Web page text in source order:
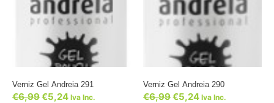
Verniz Gel Andreia 291
€6,99€5,24 Iva Inc.
Verniz Gel Andreia 290
€6,99€5,24 Iva Inc.